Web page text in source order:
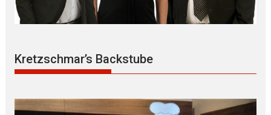
Kretzschmar’s Backstube